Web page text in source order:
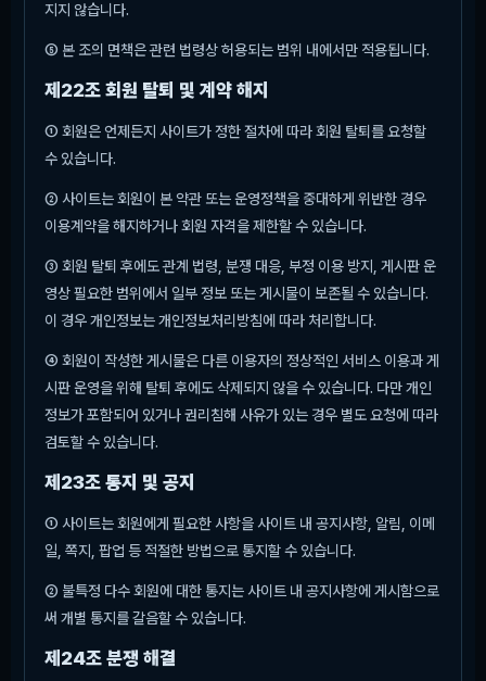
지지 않습니다.
⑤ 본 조의 면책은 관련 법령상 허용되는 범위 내에서만 적용됩니다.
제22조 회원 탈퇴 및 계약 해지
① 회원은 언제든지 사이트가 정한 절차에 따라 회원 탈퇴를 요청할
수 있습니다.
② 사이트는 회원이 본 약관 또는 운영정책을 중대하게 위반한 경우
이용계약을 해지하거나 회원 자격을 제한할 수 있습니다.
③ 회원 탈퇴 후에도 관계 법령, 분쟁 대응, 부정 이용 방지, 게시판 운
영상 필요한 범위에서 일부 정보 또는 게시물이 보존될 수 있습니다.
이 경우 개인정보는 개인정보처리방침에 따라 처리합니다.
④ 회원이 작성한 게시물은 다른 이용자의 정상적인 서비스 이용과 게
시판 운영을 위해 탈퇴 후에도 삭제되지 않을 수 있습니다. 다만 개인
정보가 포함되어 있거나 권리침해 사유가 있는 경우 별도 요청에 따라
검토할 수 있습니다.
제23조 통지 및 공지
① 사이트는 회원에게 필요한 사항을 사이트 내 공지사항, 알림, 이메
일, 쪽지, 팝업 등 적절한 방법으로 통지할 수 있습니다.
② 불특정 다수 회원에 대한 통지는 사이트 내 공지사항에 게시함으로
써 개별 통지를 갈음할 수 있습니다.
제24조 분쟁 해결